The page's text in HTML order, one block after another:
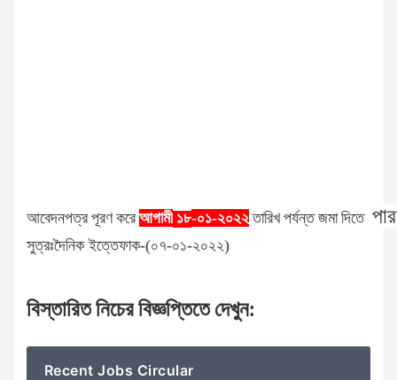
আবেদনপত্র পূরণ করে আগামী ১৮-০১-২০২২ তারিখ পর্যন্ত জমা দিতে
সুত্রঃদৈনিক ইত্তেফাক-(০৭-০১-২০২২)
বিস্তারিতনিচেরবিজ্ঞপ্তিতে দেখুন:
Recent Jobs Circular